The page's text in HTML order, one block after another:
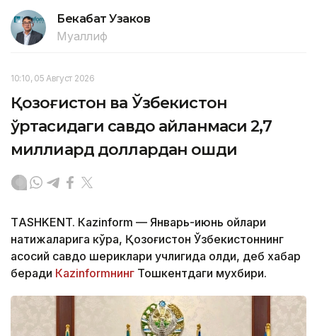
Бекабат Узаков
Муаллиф
10:10, 05 Август 2026
Қозоғистон ва Ўзбекистон
ўртасидаги савдо айланмаси 2,7
миллиард доллардан ошди
ТASHKENT. Кazinform — Январь-июнь ойлари
натижаларига кўра, Қозоғистон Ўзбекистоннинг
асосий савдо шериклари учлигида қолди, деб хабар
беради Кazinformнинг Тошкентдаги мухбири.